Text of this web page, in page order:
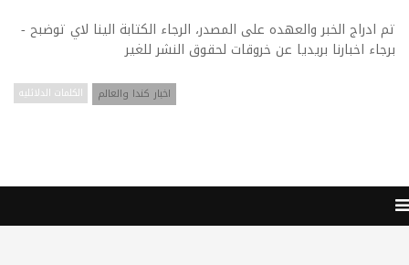
تم ادراج الخبر والعهده على المصدر، الرجاء الكتابة الينا لاي توضبح -
برجاء اخبارنا بريديا عن خروقات لحقوق النشر للغير
الكلمات الدلائليه اخبار كندا والعالم